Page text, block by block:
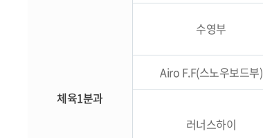
체육1분과
수영부
Airo F.F(스노우보드부)
러너스하이